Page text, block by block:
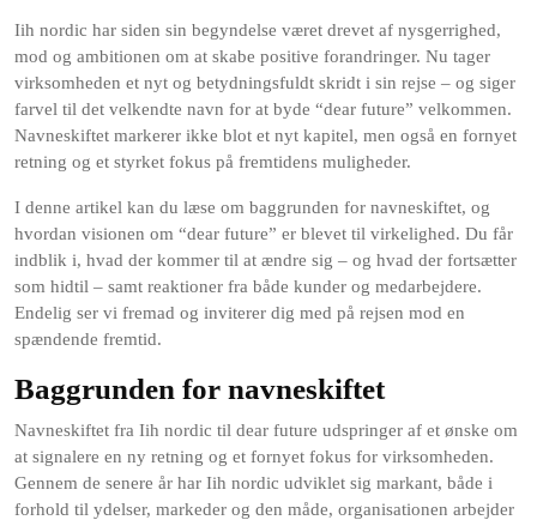
Iih nordic har siden sin begyndelse været drevet af nysgerrighed,
mod og ambitionen om at skabe positive forandringer. Nu tager
virksomheden et nyt og betydningsfuldt skridt i sin rejse – og siger
farvel til det velkendte navn for at byde “dear future” velkommen.
Navneskiftet markerer ikke blot et nyt kapitel, men også en fornyet
retning og et styrket fokus på fremtidens muligheder.
I denne artikel kan du læse om baggrunden for navneskiftet, og
hvordan visionen om “dear future” er blevet til virkelighed. Du får
indblik i, hvad der kommer til at ændre sig – og hvad der fortsætter
som hidtil – samt reaktioner fra både kunder og medarbejdere.
Endelig ser vi fremad og inviterer dig med på rejsen mod en
spændende fremtid.
Baggrunden for navneskiftet
Navneskiftet fra Iih nordic til dear future udspringer af et ønske om
at signalere en ny retning og et fornyet fokus for virksomheden.
Gennem de senere år har Iih nordic udviklet sig markant, både i
forhold til ydelser, markeder og den måde, organisationen arbejder